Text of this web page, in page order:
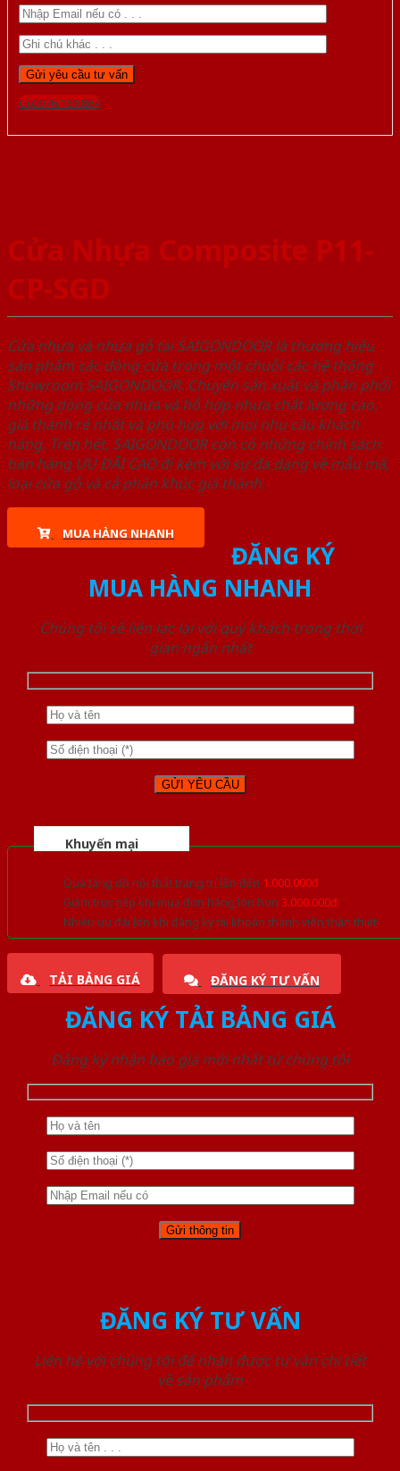
Gọi 0976.169.864
Cửa Nhựa Composite P11-
CP-SGD
Cửa nhựa và nhựa gỗ tại SAIGONDOOR là thương hiệu
sản phẩm các dòng cửa trong một chuỗi các hệ thống
Showroom SAIGONDOOR. Chuyên sản xuất và phân phối
những dòng cửa nhựa và hỗ hợp nhựa chất lượng cao,
giá thành rẻ nhất và phù hợp với mọi nhu cầu khách
hàng. Trên hết, SAIGONDOOR còn có những chính sách
bán hàng ƯU ĐÃI CAO đi kèm với sự đa dạng về mẫu mã,
loại cửa gỗ và cả phân khúc giá thành.
MUA HÀNG NHANH
ĐĂNG KÝ
MUA HÀNG NHANH
Chúng tôi sẽ liên lạc lại với quý khách trong thời
gian ngắn nhất
Khuyến mại
Quà tặng đồ nội thất trang trí lên đến 1.000.000đ
Giảm trực tiếp khi mua đơn hàng lớn hơn 3.000.000đ
Nhiều ưu đãi lớn khi đăng ký tài khoản thành viên thân thiết
TẢI BẢNG GIÁ ĐĂNG KÝ TƯ VẤN
ĐĂNG KÝ TẢI BẢNG GIÁ
Đăng ký nhận báo giá mới nhất từ chúng tôi
ĐĂNG KÝ TƯ VẤN
Liên hệ với chúng tôi để nhận được tư vấn chi tiết
về sản phẩm